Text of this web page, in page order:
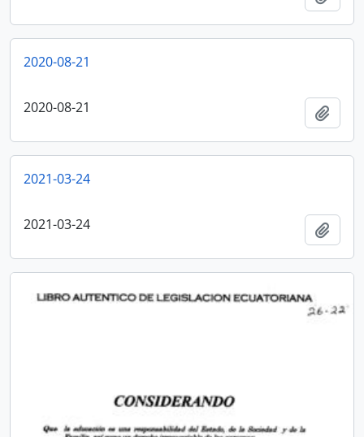
2020-08-21
2020-08-21
2021-03-24
2021-03-24